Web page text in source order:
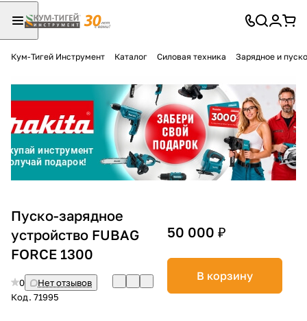
Кум-Тигей Инструмент Каталог Силовая техника Зарядное и
Пуско-зарядное
устройство FUBAG
FORCE 1300
0
Нет отзывов
Код. 71995
50 000 ₽
В корзину
Разбейте
оплатуна части
без переплат
График платежей
Сегодня